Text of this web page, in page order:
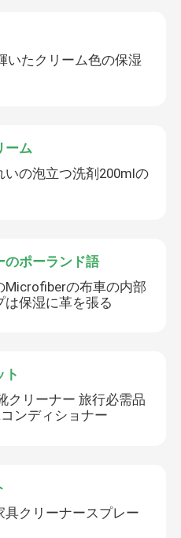
いたクリーム色の保湿
ーム
の泡立つ洗剤200mlの
のポーランド語
Microfiberの布車の内部
保湿に革を張る
ト
クリーナー 旅行必需品
ンディショナー
クリーナースプレー